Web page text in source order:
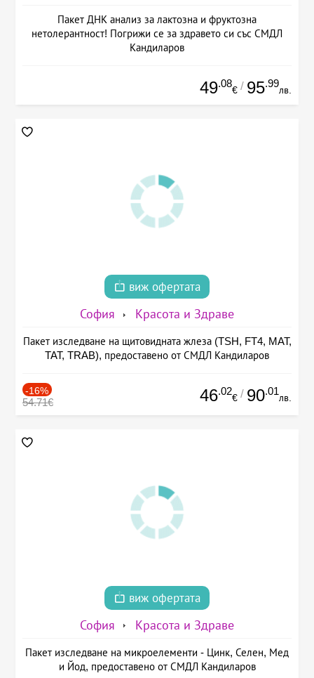
Пакет ДНК анализ за лактозна и фруктозна
нетолерантност! Погрижи се за здравето си със СМДЛ
Кандиларов
49.08
€ / 95.99
лв.
виж офертата
София Красота и Здраве
Пакет изследване на щитовидната жлеза (TSH, FT4, MAT,
TAT, TRAB), предоставено от СМДЛ Кандиларов
-16%
54.71€ 46.02
€ / 90.01
лв.
виж офертата
София Красота и Здраве
Пакет изследване на микроелементи - Цинк, Селен, Мед
и Йод, предоставено от СМДЛ Кандиларов